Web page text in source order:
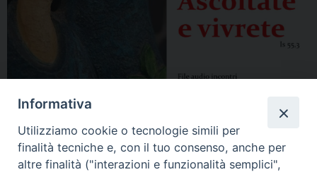
Informativa
Utilizziamo cookie o tecnologie simili per
finalità tecniche e, con il tuo consenso, anche per
altre finalità ("interazioni e funzionalità semplici",